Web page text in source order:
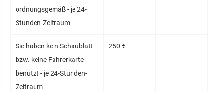
ordnungsgemäß - je 24-
Stunden-Zeitraum
Sie haben kein Schaublatt
bzw. keine Fahrerkarte
benutzt - je 24-Stunden-
Zeitraum
250 € -